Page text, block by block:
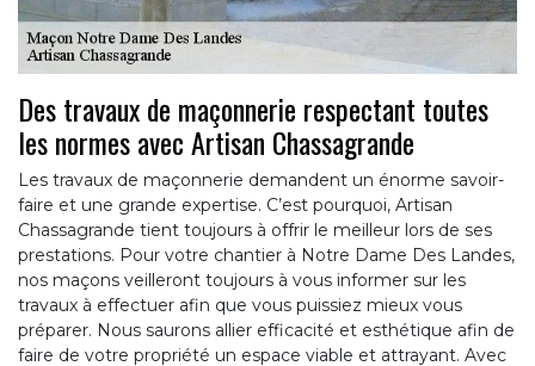
Des travaux de maçonnerie respectant toutes
les normes avec Artisan Chassagrande
Les travaux de maçonnerie demandent un énorme savoir-
faire et une grande expertise. C’est pourquoi, Artisan
Chassagrande tient toujours à offrir le meilleur lors de ses
prestations. Pour votre chantier à Notre Dame Des Landes,
nos maçons veilleront toujours à vous informer sur les
travaux à effectuer afin que vous puissiez mieux vous
préparer. Nous saurons allier efficacité et esthétique afin de
faire de votre propriété un espace viable et attrayant. Avec